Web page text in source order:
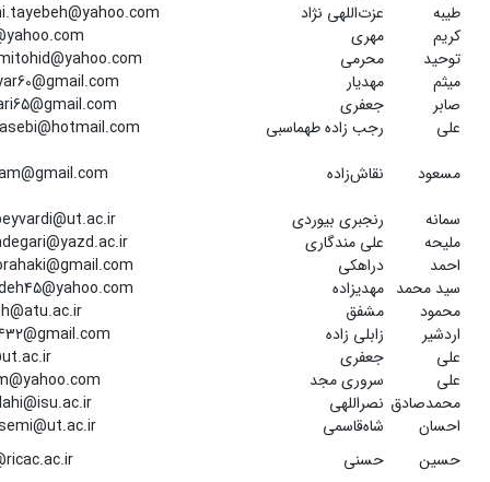
طیبه
عزت‌اللهی نژاد
کریم
مهری
توحید
محرمی
میثم
مهدیار
صابر
جعفری
علی
رجب زاده طهماسبی
مسعود
نقاش‌زاده
سمانه
رنجبری بیوردی
ملیحه
علی مندگاری
احمد
دراهکی
سید محمد مهدیزاده
محمود
مشفق
اردشیر
زابلی زاده
علی
جعفری
علی
سروری مجد
محمدصادق نصراللهی
احسان
شاه‌قاسمی
حسین
حسنی